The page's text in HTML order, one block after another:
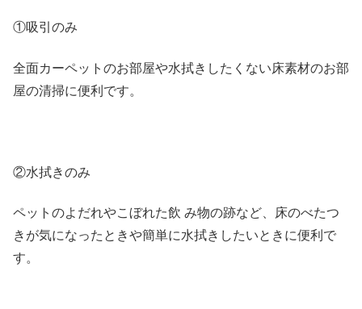
①吸引のみ
全面カーペットのお部屋や水拭きしたくない床素材のお部
屋の清掃に便利です。
②水拭きのみ
ペットのよだれやこぼれた飲 み物の跡など、床のべたつ
きが気になったときや簡単に水拭きしたいときに便利で
す。